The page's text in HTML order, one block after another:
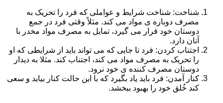
شناخت: شناخت شرایط و عواملی که فرد را تحریک به
مصرف دوباره ی مواد می کند. مثلاً وقتی فرد در جمع
دوستان خود قرار می گیرد، تمایل به مصرف مواد مخدر با
آنان دارد.
اجتناب کردن: فرد تا جایی که می تواند باید از شرایطی که او
را تحریک به مصرف مواد می کند، اجتناب کند. مثلا به دیدار
دوستان مصرف کننده ی خود نرود.
کنار آمدن: فرد باید یاد بگیرد که با این حالت کنار بیاید و سعی
کند خُلق خود را بهبود ببخشد.